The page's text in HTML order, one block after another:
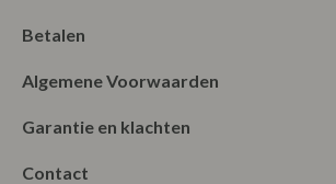
Betalen
Algemene Voorwaarden
Garantie en klachten
Contact